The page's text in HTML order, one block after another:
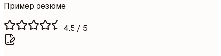
Пример резюме
4.5 / 5